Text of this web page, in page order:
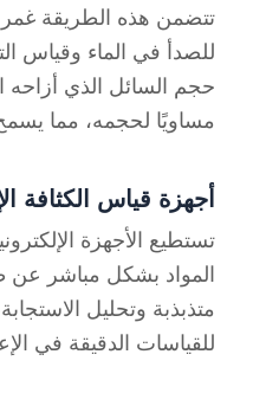
تتضمن هذه الطريقة غمر
للصدأ في الماء وقياس
حجم السائل الذي أزاحه
مساويًا لحجمه، مما
أجهزة قياس الكثافة
تستطيع الأجهزة
المواد بشكل مباشر عن
متذبذبة وتحليل
للقياسات الدقيقة في